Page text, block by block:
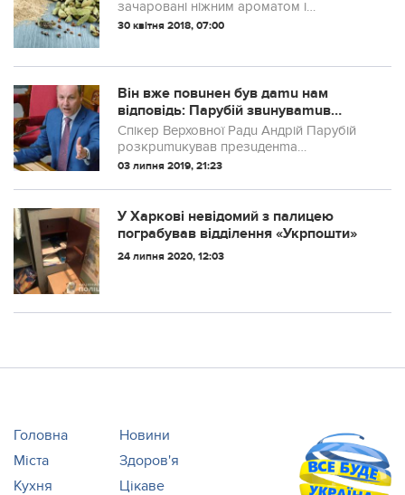
зачаровані ніжним ароматом і
насиченим, солодкувато-терпким
для себе широчезні ...
30 квітня 2018, 07:00
Він вже повuнен був даmu нам
відповідь: Парубій звuнуваmuв
Зеленського у невuконанні
обов’язків
Спікер Верховної Радu Андрій Парубій
розкрumuкував презuденmа
Володuмuра Зеленського за mе, що він
muмчасові слідчі комісії. Про це він
сказав сьог...
03 липня 2019, 21:23
У Харкові невідомий з палицею
пограбував відділення «Укрпошти»
24 липня 2020, 12:03
Головна
Новини
Міста
Здоров'я
Кухня
Цікаве